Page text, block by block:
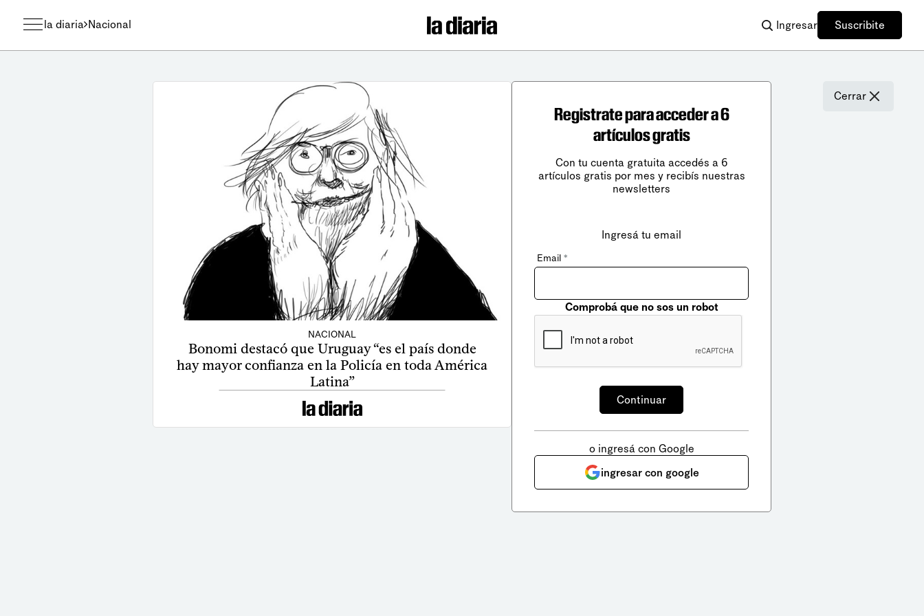
la diaria Nacional Ingresar Suscribite
NACIONAL
Bonomi destacó que Uruguay “es el país donde
hay mayor confianza en la Policía en toda América
Latina”
Cerrar
Registrate para acceder a 6
artículos gratis
Con tu cuenta gratuita accedés a 6
artículos gratis por mes y recibís nuestras
newsletters
Ingresá tu email
Email *
Comprobá que no sos un robot
o ingresá con Google
ingresar con google